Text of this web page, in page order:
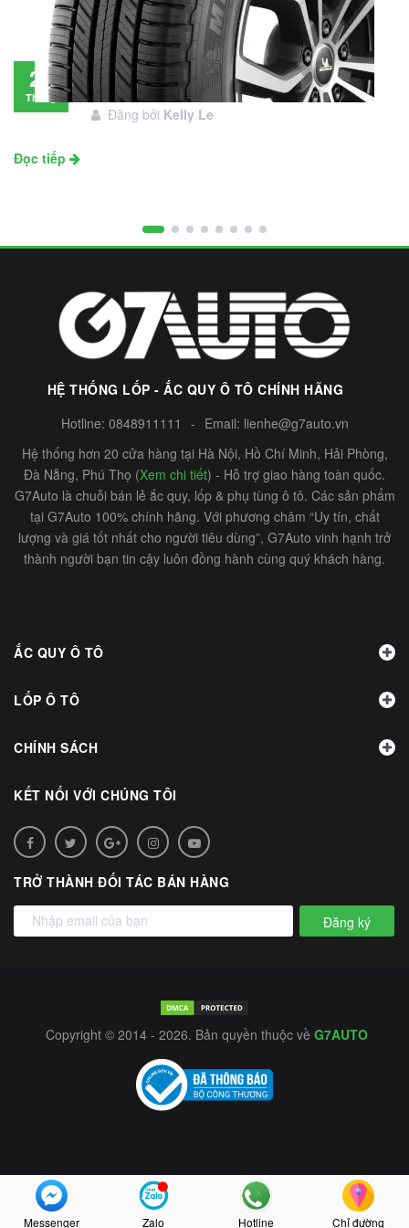
28
Tháng
Đánh giá lốp Michelin Primacy SUV: Đáng
đầu tư không?
Đăng bởi Kelly Le
Đọc tiếp
HỆ THỐNG LỐP - ẮC QUY Ô TÔ CHÍNH HÃNG
Hotline: 0848911111 - Email: lienhe@g7auto.vn
Hệ thống hơn 20 cửa hàng tại Hà Nội, Hồ Chí Minh, Hải Phòng,
Đà Nẵng, Phú Thọ (Xem chi tiết) - Hỗ trợ giao hàng toàn quốc.
G7Auto là chuỗi bán lẻ ắc quy, lốp & phụ tùng ô tô. Các sản phẩm
tại G7Auto 100% chính hãng. Với phương châm “Uy tín, chất
lượng và giá tốt nhất cho người tiêu dùng”, G7Auto vinh hạnh trở
thành người bạn tin cậy luôn đồng hành cùng quý khách hàng.
ẮC QUY Ô TÔ
LỐP Ô TÔ
CHÍNH SÁCH
KẾT NỐI VỚI CHÚNG TÔI
TRỞ THÀNH ĐỐI TÁC BÁN HÀNG
Đăng ký
Copyright © 2014 - 2026. Bản quyền thuộc về G7AUTO
Messenger Zalo Hotline Chỉ đường